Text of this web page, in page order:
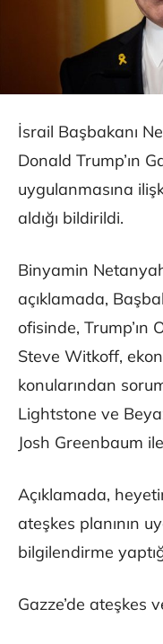
İsrail Başbakanı
Donald Trump’ın
uygulanmasına
aldığı bildirildi.
Binyamin
açıklamada,
ofisinde, Trump’ın
Steve Witkoff,
konularından
Lightstone ve
Josh Greenbaum
Açıklamada,
ateşkes planının
bilgilendirme
Gazze’de ateşkes